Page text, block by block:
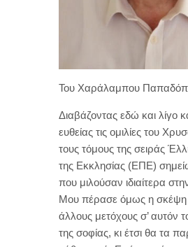
Του Χαράλαμπου
Διαβάζοντας εδώ και λίγο
ευθείας τις ομιλίες του
τους τόμους της σειράς
της Εκκλησίας (ΕΠΕ)
που μιλούσαν ιδιαίτερα
Μου πέρασε όμως η σκέψη
άλλους μετόχους σ’ αυτόν
της σοφίας, κι έτσι θα τα